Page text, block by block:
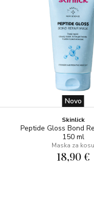
Novo
Skinlick
Peptide Gloss Bond
150 ml
Maska za kosu
18,90 €